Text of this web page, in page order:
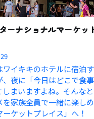
ーナショナルマーケッ
ワイキキのホテルに宿泊
、夜に「今日はどこで食
まいますよね。そんな
を家族全員で一緒に楽し
ーケットプレイス」へ！